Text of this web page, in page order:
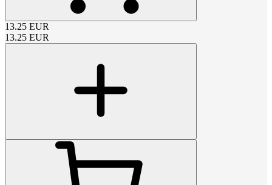
13.25 EUR
13.25 EUR